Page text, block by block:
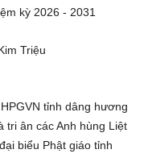
kỳ 2026 - 2031
Triệu
tỉnh dâng hương
tri ân các Anh hùng Liệt
biểu Phật giáo tỉnh